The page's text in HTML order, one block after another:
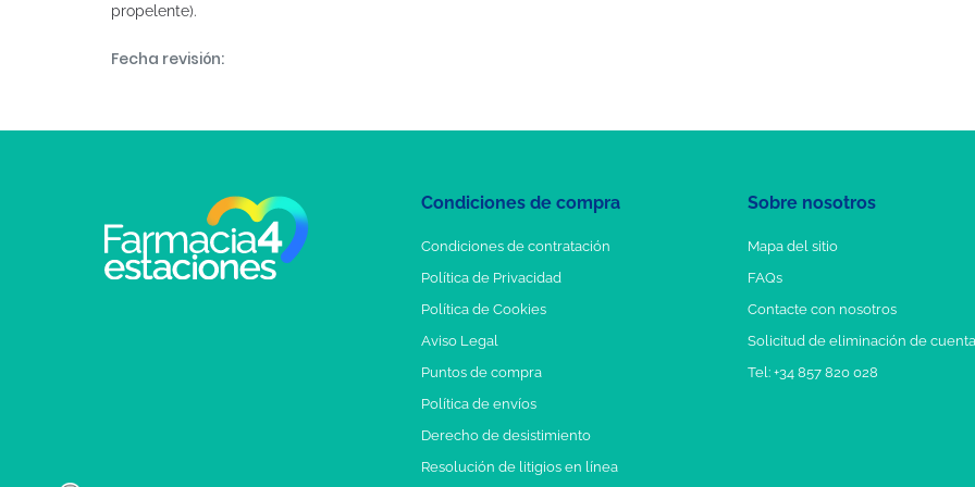
propelente).
Fecha revisión:
Condiciones de compra
Condiciones de contratación
Política de Privacidad
Política de Cookies
Aviso Legal
Puntos de compra
Política de envíos
Derecho de desistimiento
Resolución de litigios en línea
Sobre nosotros
Mapa del sitio
FAQs
Contacte con nosotros
Solicitud de eliminación de cuenta
Tel: +34 857 820 028